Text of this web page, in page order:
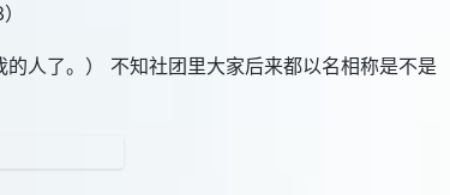
人了。） 不知社团里大家后来都以名相称是不是